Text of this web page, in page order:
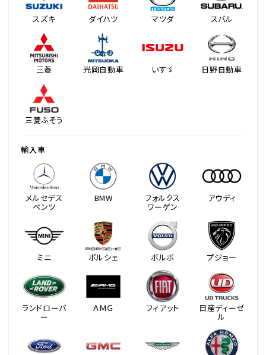
スズキ ダイハツ マツダ スバル
三菱 光岡自動車 いすゞ 日野自動車
三菱ふそう
輸入車
メルセデス
ベンツ
BMW フォルクス
ワーゲン
アウディ
ミニ ポルシェ ボルボ プジョー
ランドローバ
ー
ＡＭＧ フィアット 日産ディーゼ
ル